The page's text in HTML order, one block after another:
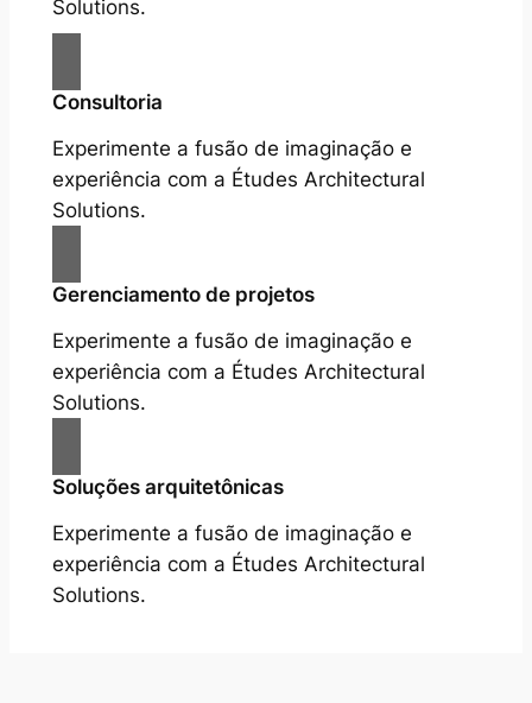
Solutions.
Consultoria
Experimente a fusão de imaginação e
experiência com a Études Architectural
Solutions.
Gerenciamento de projetos
Experimente a fusão de imaginação e
experiência com a Études Architectural
Solutions.
Soluções arquitetônicas
Experimente a fusão de imaginação e
experiência com a Études Architectural
Solutions.